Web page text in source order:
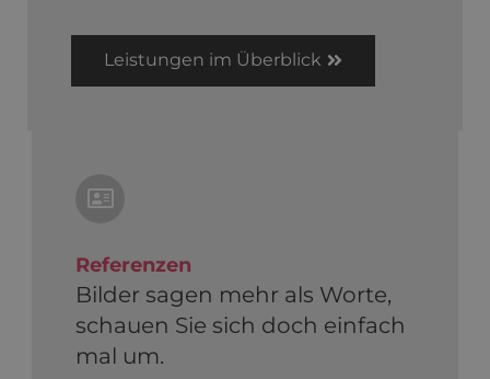
Leistungen im Überblick
Referenzen
Bilder sagen mehr als Worte,
schauen Sie sich doch einfach
mal um.